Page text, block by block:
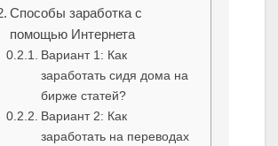
Способы заработка с
помощью Интернета
Вариант 1: Как
заработать сидя дома на
бирже статей?
Вариант 2: Как
заработать на переводах